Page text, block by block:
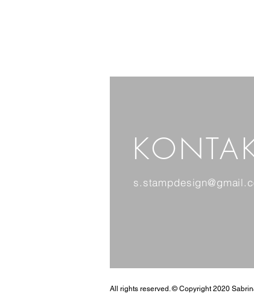
All rights reserved. © Copyright 2020